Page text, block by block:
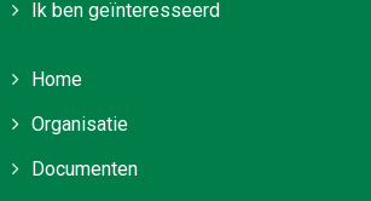
Ik ben geïnteresseerd
Home
Organisatie
Documenten